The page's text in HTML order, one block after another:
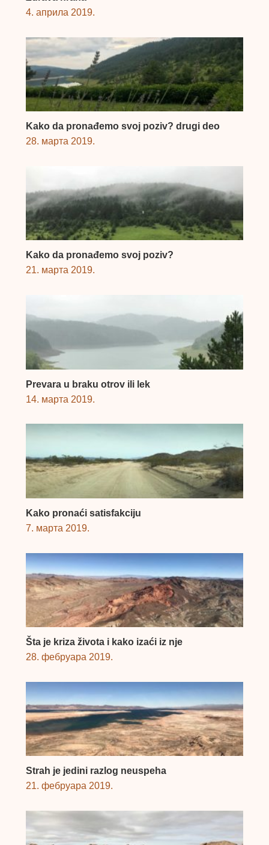
4. априла 2019.
Kako da pronađemo svoj poziv? drugi deo
28. марта 2019.
Kako da pronađemo svoj poziv?
21. марта 2019.
Prevara u braku otrov ili lek
14. марта 2019.
Kako pronaći satisfakciju
7. марта 2019.
Šta je kriza života i kako izaći iz nje
28. фебруара 2019.
Strah je jedini razlog neuspeha
21. фебруара 2019.